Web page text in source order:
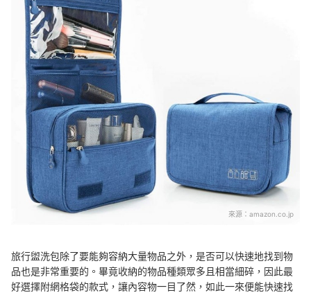
來源： amazon.co.jp
旅行盥洗包除了要能夠容納大量物品之外，是否可以快速地找到物
品也是非常重要的。畢竟收納的物品種類眾多且相當細碎，因此最
好選擇附網格袋的款式，讓內容物一目了然，如此一來便能快速找